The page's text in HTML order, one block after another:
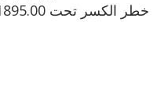
خطر الكسر تحت 1895.00 يظل مرتفعًا.